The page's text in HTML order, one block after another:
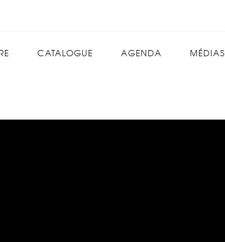
CATALOGUE AGENDA
MÉDIAS